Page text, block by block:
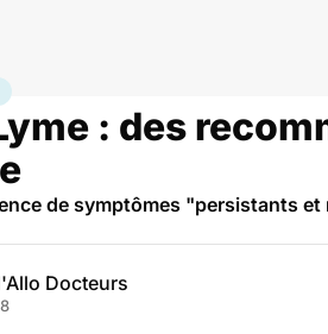
: des
de symptômes "persistants
Docteurs